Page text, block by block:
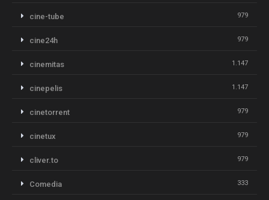
cine-tube 979
cine24h 979
cinemitas 1.147
cinepelis 1.147
cinetorrent 979
cinetux 979
cliver.to 979
Comedia 333